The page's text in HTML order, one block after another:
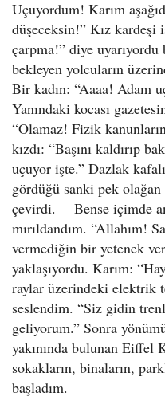
Uçuyordum! Karım
düşeceksin!” Kız
çarpma!” diye
bekleyen yolcuların
Bir kadın: “Aaaa! Adam
Yanındaki kocası
“Olamaz! Fizik
kızdı: “Başını kaldırıp
uçuyor işte.” Dazlak
gördüğü sanki pek
çevirdi. Bense içimde
mırıldandım. “Allahım!
vermediğin bir yetenek
yaklaşıyordu. Karım:
raylar üzerindeki elektrik
seslendim. “Siz gidin
geliyorum.” Sonra
yakınında bulunan Eiffel
sokakların, binaların,
başladım.